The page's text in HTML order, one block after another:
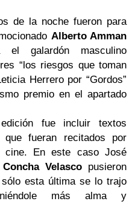
de la noche fueron para
Alberto Amman
el galardón masculino
“los riesgos que toman
Herrero por “Gordos”
premio en el apartado
fue incluir textos
que fueran recitados por
cine. En este caso José
Concha Velasco pusieron
esta última se lo trajo
más alma y